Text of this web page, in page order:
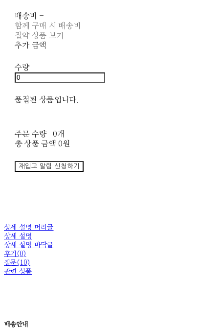
배송비 -
함께 구매 시 배송비
절약 상품 보기
추가 금액
수량
품절된 상품입니다.
주문 수량
0개
총 상품 금액 0원
재입고 알림 신청하기
상세 설명 머리글
상세 설명
상세 설명 바닥글
후기(0)
질문(10)
관련 상품
배송안내